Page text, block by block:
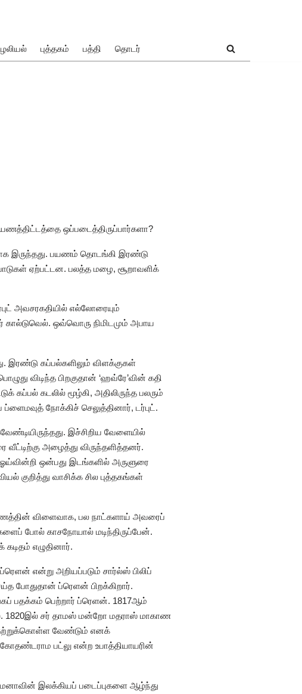
புத்தகம் பத்தி தொடர்
ஒப்படைத்திருப்பார்களா?
இருந்தது. பயணம் தொடங்கி இரண்டு
ஏற்பட்டன. பலத்த மழை, சூறாவளிக்
அவசரகதியில் எல்லோரையும்
கால்டுவெல். ஒவ்வொரு நிமிடமும் அபாய
இரண்டு கப்பல்களிலும் விளக்குகள்
விடிந்த பிறகுதான் ‘ஹவ்ரே’வின் கதி
கப்பல் கடலில் மூழ்கி, அதிலிருந்த பலரும்
நோக்கிச் செலுத்தினார், டர்புட்.
இச்சிறிய வேளையில்
அழைத்து விருந்தளித்தனர்.
ஒன்பது இடங்களில் அருளுரை
குறித்து வாசிக்க சில புத்தகங்கள்
விளைவாக, பல நாட்களாய் அவரைப்
போல் காசநோயால் மடிந்திருப்பேன்.
எழுதினார்.
என்று அறியப்படும் சார்ல்ஸ் பிலிப்
போதுதான் ப்ரெளன் பிறக்கிறார்.
பதக்கம் பெற்றார் ப்ரெளன். 1817ஆம்
1820இல் சர் தாமஸ் மன்றோ மதராஸ் மாகாண
வேண்டும் எனக்
பட்லு என்ற உபாத்தியாயரின்
இலக்கியப் படைப்புகளை ஆழ்ந்து